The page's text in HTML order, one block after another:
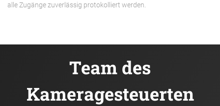
alle Zugänge zuverlässig protokolliert werden.
Team des
Kameragesteuerten